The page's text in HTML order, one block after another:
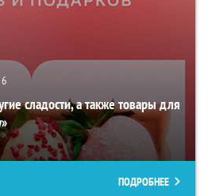
6
сладости, а также товары для
ПОДРОБНЕЕ